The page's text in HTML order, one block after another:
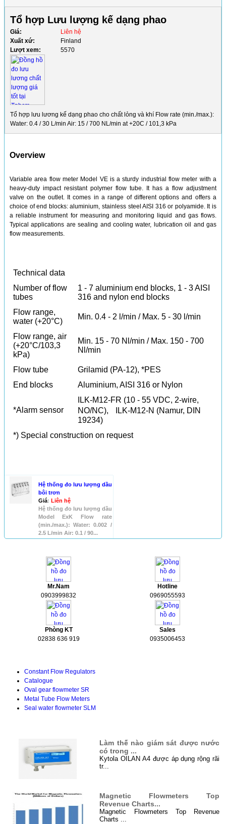
Tổ hợp Lưu lượng kế dạng phao
Giá:
Liên hệ
Xuất xứ:
Finland
Lượt xem:
5570
Tổ hợp lưu lương kế dạng phao cho chất lỏng và khí Flow rate (min./max.):
Water: 0.4 / 30 L/min Air: 15 / 700 NL/min at +20C / 101,3 kPa
Overview
Variable area flow meter Model VE is a sturdy industrial flow meter with a
heavy-duty impact resistant polymer flow tube. It has a flow adjustment
valve on the outlet. It comes in a range of different options and offers a
choice of end blocks: aluminium, stainless steel AISI 316 or polyamide. It is
a reliable instrument for measuring and monitoring liquid and gas flows.
Typical applications are sealing and cooling water, lubrication oil and gas
flow measurements.
Technical data
Number of flow
tubes
1 - 7 aluminium end blocks, 1 - 3 AISI
316 and nylon end blocks
Flow range,
water (+20°C)
Min. 0.4 - 2 l/min / Max. 5 - 30 l/min
Flow range, air
(+20°C/103,3
kPa)
Min. 15 - 70 Nl/min / Max. 150 - 700
Nl/min
Flow tube
Grilamid (PA-12), *PES
End blocks
Aluminium, AISI 316 or Nylon
*Alarm sensor
ILK-M12-FR (10 - 55 VDC, 2-wire,
NO/NC), ILK-M12-N (Namur, DIN
19234)
*) Special construction on request
Hệ thống đo lưu lượng dầu
bôi trơn
Giá: Liên hệ
Hệ thống đo lưu lượng dầu
Model ExK Flow rate
(min./max.): Water: 0.002 /
2.5 L/min Air: 0.1 / 90...
Mr.Nam
0903999832
Hotline
0969055593
Phòng KT
02838 636 919
Sales
0935006453
Constant Flow Regulators
Catalogue
Oval gear flowmeter SR
Metal Tube Flow Meters
Seal water flowmeter SLM
Làm thế nào giám sát được nước
có trong ...
Kytola OILAN A4 được áp dụng rộng rãi
tr...
Magnetic Flowmeters Top
Revenue Charts...
Magnetic Flowmeters Top Revenue
Charts ...